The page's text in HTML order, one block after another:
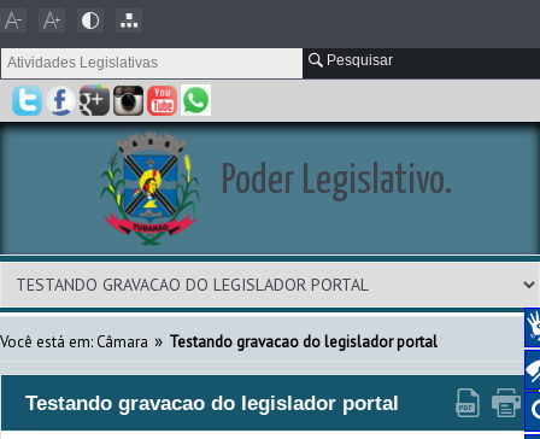
Pesquisar
Poder Legislativo.
Você está em: Câmara » Testando gravacao do legislador portal
Testando gravacao do legislador portal